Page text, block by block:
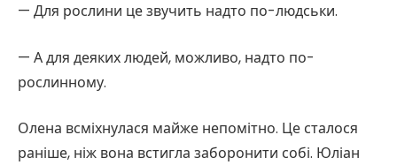
— Для рослини це звучить надто по-людськи.
— А для деяких людей, можливо, надто по-
рослинному.
Олена всміхнулася майже непомітно. Це сталося
раніше, ніж вона встигла заборонити собі. Юліан